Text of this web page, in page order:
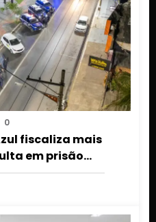
0
fiscaliza mais
em prisão
Grande